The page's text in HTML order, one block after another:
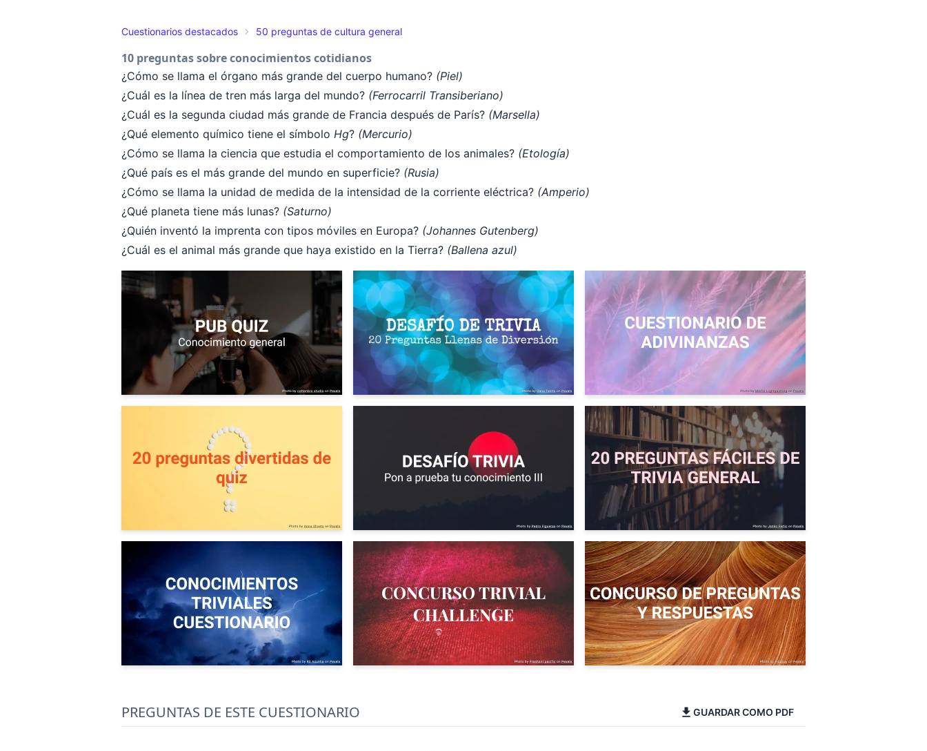
Cuestionarios destacados 50 preguntas de cultura general
10 preguntas sobre conocimientos cotidianos
¿Cómo se llama el órgano más grande del cuerpo humano? (Piel)
¿Cuál es la línea de tren más larga del mundo? (Ferrocarril Transiberiano)
¿Cuál es la segunda ciudad más grande de Francia después de París? (Marsella)
¿Qué elemento químico tiene el símbolo Hg? (Mercurio)
¿Cómo se llama la ciencia que estudia el comportamiento de los animales? (Etología)
¿Qué país es el más grande del mundo en superficie? (Rusia)
¿Cómo se llama la unidad de medida de la intensidad de la corriente eléctrica? (Amperio)
¿Qué planeta tiene más lunas? (Saturno)
¿Quién inventó la imprenta con tipos móviles en Europa? (Johannes Gutenberg)
¿Cuál es el animal más grande que haya existido en la Tierra? (Ballena azul)
PREGUNTAS DE ESTE CUESTIONARIO GUARDAR COMO PDF